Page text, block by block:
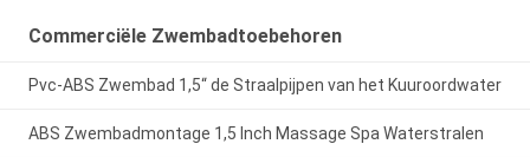
Commerciële Zwembadtoebehoren
Pvc-ABS Zwembad 1,5“ de Straalpijpen van het Kuuroordwater
ABS Zwembadmontage 1,5 Inch Massage Spa Waterstralen